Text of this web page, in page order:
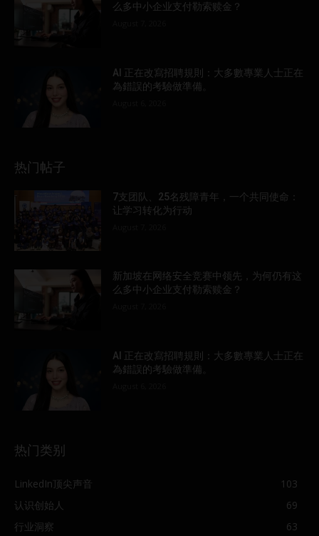
么多中小企业支付勒索赎金？
AI 正在改寫招聘規則：大多數專業人士正在
為錯誤的考驗做準備。
热门帖子
7支团队、25名残障青年，一个共同使命：
让学习转化为行动
新加坡在网络安全竞赛中领先，为何仍有这
么多中小企业支付勒索赎金？
AI 正在改寫招聘規則：大多數專業人士正在
為錯誤的考驗做準備。
热门类别
LinkedIn顶尖声音
103
认识创始人
69
行业洞察
63